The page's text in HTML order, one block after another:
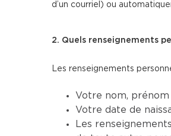
d’un courriel) ou
2. Quels renseignements
Les renseignements
Votre nom, prénom
Votre date de
Les